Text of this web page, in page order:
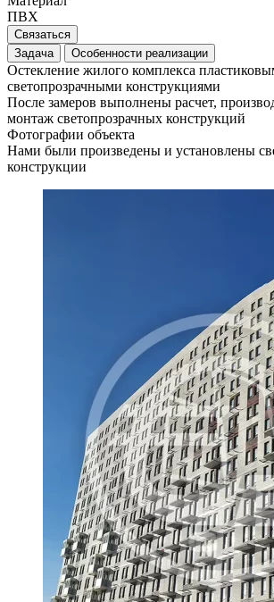
ПВХ
Связаться
Задача
Особенности реализации
Остекление жилого комплекса
светопрозрачными конструкциями
После замеров выполнены расчет,
монтаж светопрозрачных конструкций
Фотографии объекта
Нами были произведены и установлены
конструкции